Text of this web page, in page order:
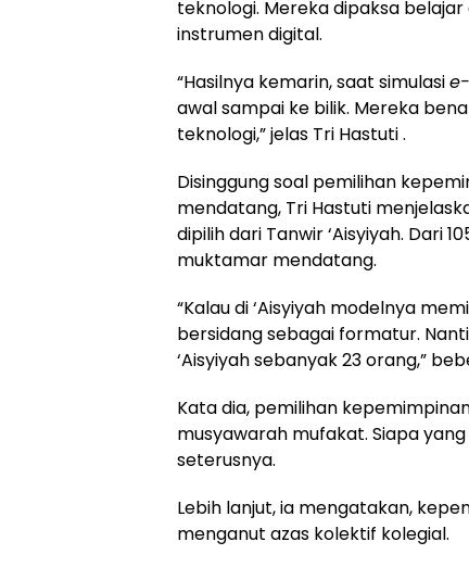
teknologi. Mereka dipaksa
instrumen digital.
“Hasilnya kemarin, saat simulasi
awal sampai ke bilik. Mereka
teknologi,” jelas Tri Hastuti .
Disinggung soal pemilihan
mendatang, Tri Hastuti
dipilih dari Tanwir ‘Aisyiyah. Dari
muktamar mendatang.
“Kalau di ‘Aisyiyah modelnya
bersidang sebagai formatur.
‘Aisyiyah sebanyak 23 orang,”
Kata dia, pemilihan
musyawarah mufakat. Siapa
seterusnya.
Lebih lanjut, ia mengatakan,
menganut azas kolektif kolegial.